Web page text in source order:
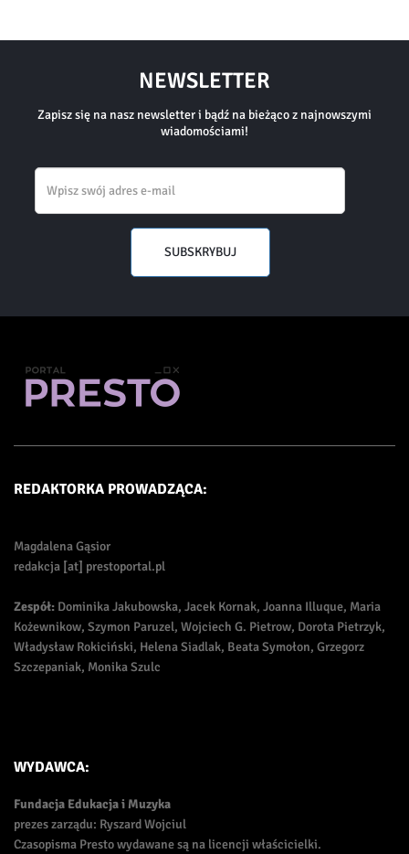
NEWSLETTER
Zapisz się na nasz newsletter i bądź na bieżąco z najnowszymi
wiadomościami!
SUBSKRYBUJ
REDAKTORKA PROWADZĄCA:
Magdalena Gąsior
redakcja [at] prestoportal.pl
Zespół: Dominika Jakubowska, Jacek Kornak, Joanna Illuque, Maria
Kożewnikow, Szymon Paruzel, Wojciech G. Pietrow, Dorota Pietrzyk,
Władysław Rokiciński, Helena Siadlak, Beata Symołon, Grzegorz
Szczepaniak, Monika Szulc
WYDAWCA:
Fundacja Edukacja i Muzyka
prezes zarządu: Ryszard Wojciul
Czasopisma Presto wydawane są na licencji właścicielki.